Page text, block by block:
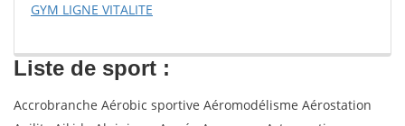
GYM LIGNE VITALITE
Liste de sport :
Accrobranche Aérobic sportive Aéromodélisme Aérostation